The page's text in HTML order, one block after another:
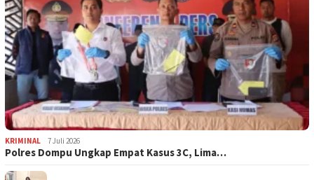
KRIMINAL 7 Juli 2026
Polres Dompu Ungkap Empat Kasus 3C, Lima…